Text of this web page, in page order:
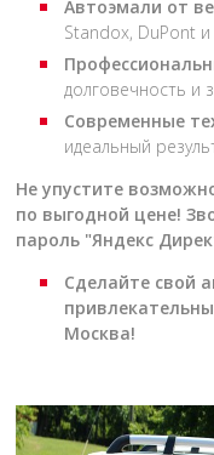
Автоэмали от
Standox, DuPont и
долговечность и
Современные
идеальный
Не упустите
по выгодной цене!
пароль "Яндекс
Сделайте свой
Москва!